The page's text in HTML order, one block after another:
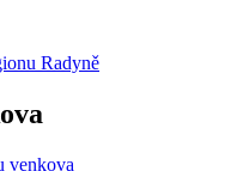
Radyně